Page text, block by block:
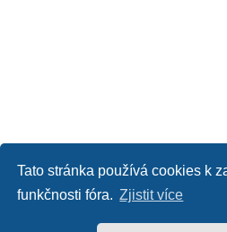
Tato stránka používá cookies k
funkčnosti fóra. Zjistit více
Obsah fóra